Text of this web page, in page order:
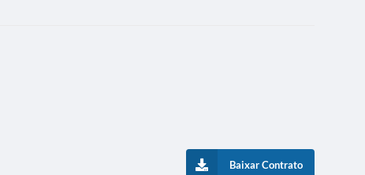
Baixar Contrato